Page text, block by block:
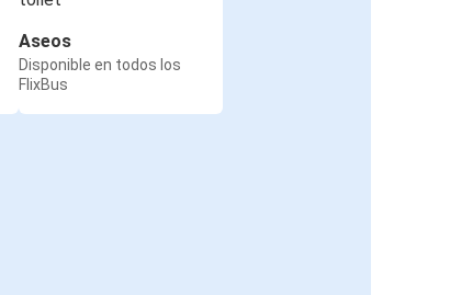
Aseos
Disponible en todos los
FlixBus